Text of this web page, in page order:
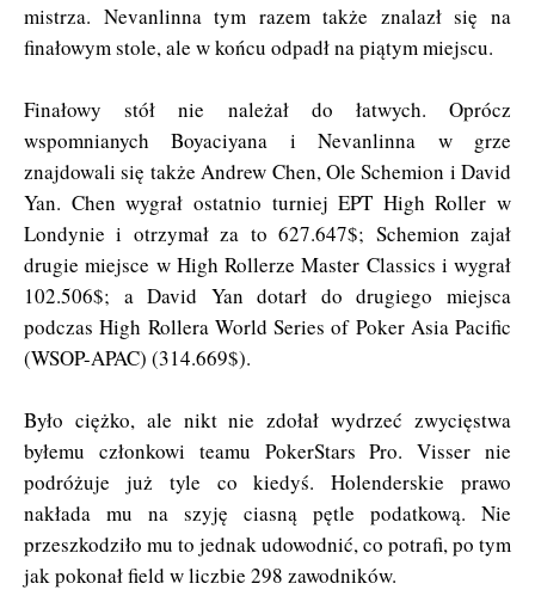
mistrza. Nevanlinna tym razem także znalazł się na
finałowym stole, ale w końcu odpadł na piątym miejscu.
Finałowy stół nie należał do łatwych. Oprócz
wspomnianych Boyaciyana i Nevanlinna w grze
znajdowali się także Andrew Chen, Ole Schemion i David
Yan. Chen wygrał ostatnio turniej EPT High Roller w
Londynie i otrzymał za to 627.647$; Schemion zajał
drugie miejsce w High Rollerze Master Classics i wygrał
102.506$; a David Yan dotarł do drugiego miejsca
podczas High Rollera World Series of Poker Asia Pacific
(WSOP-APAC) (314.669$).
Było ciężko, ale nikt nie zdołał wydrzeć zwycięstwa
byłemu członkowi teamu PokerStars Pro. Visser nie
podróżuje już tyle co kiedyś. Holenderskie prawo
nakłada mu na szyję ciasną pętle podatkową. Nie
przeszkodziło mu to jednak udowodnić, co potrafi, po tym
jak pokonał field w liczbie 298 zawodników.